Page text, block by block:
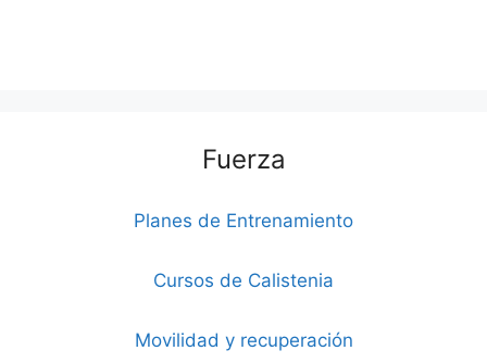
Fuerza
Planes de Entrenamiento
Cursos de Calistenia
Movilidad y recuperación